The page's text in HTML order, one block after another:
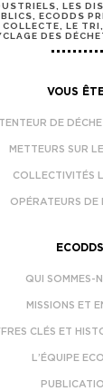
LES
ECODDS
COLLECTE, LE
DES
VOUS
DE
METTEURS SUR
COLLECTIVITÉS
OPÉRATEURS DE
ECODDS
QUI SOMMES-
MISSIONS ET
CLÉS ET
L’ÉQUIPE